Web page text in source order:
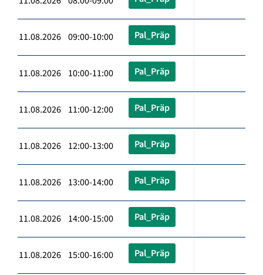
11.08.2026 09:00-10:00 Pal_Präp
11.08.2026 10:00-11:00 Pal_Präp
11.08.2026 11:00-12:00 Pal_Präp
11.08.2026 12:00-13:00 Pal_Präp
11.08.2026 13:00-14:00 Pal_Präp
11.08.2026 14:00-15:00 Pal_Präp
11.08.2026 15:00-16:00 Pal_Präp